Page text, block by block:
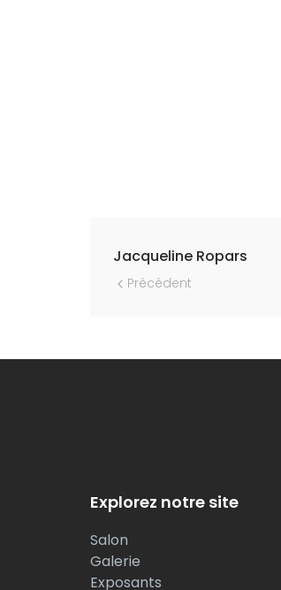
Navigation
Jacqueline Ropars
Précédent
Explorez notre site
Salon
Galerie
Exposants